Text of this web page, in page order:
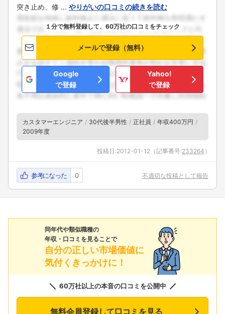
突き止め、修 ... やりがいの口コミの続きを読む
１分で無料登録して、60万社の口コミをチェック
メールで登録（無料）
Google
で登録
Yahoo!
で登録
カスタマーエンジニア 30代後半男性 正社員
年収400万円
2009年度
投稿日:2012-01-12 （記事番号:233264 ）
参考になった 0 不適切な投稿として報告
同年代や類似職種の
年収・口コミを見ることで
自分の正しい市場価値に
気付くきっかけに！
60万社以上の本音の口コミを公開中
無料会員登録して口コミを見る